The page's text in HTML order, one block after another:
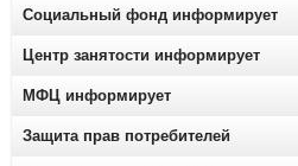
Социальный фонд информирует
Центр занятости информирует
МФЦ информирует
Защита прав потребителей